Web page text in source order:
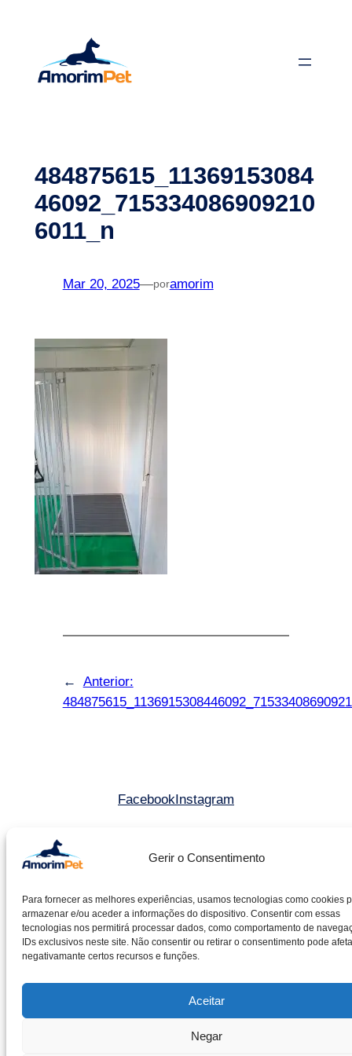
Gerir o Consentimento
Para fornecer as melhores experiências, usamos tecnologias como cookies
armazenar e/ou aceder a informações do dispositivo. Consentir com essas
tecnologias nos permitirá processar dados, como comportamento de
IDs exclusivos neste site. Não consentir ou retirar o consentimento pode
negativamante certos recursos e funções.
Aceitar
Negar
conteúdo
484875615_11369153084
46092_715334086909210
6011_n
Mar 20, 2025—poramorim
←
Anterior:
Facebook Instagram
Entidade RAL – CACRC
Política de cookies
Política de privacidade